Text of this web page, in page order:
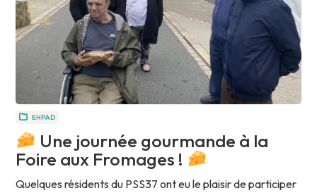
EHPAD
Une journée gourmande à la
Foire aux Fromages !
Quelques résidents du PSS37 ont eu le plaisir de participer